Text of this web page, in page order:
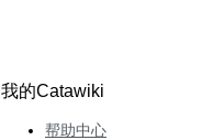
我的Catawiki
帮助中心